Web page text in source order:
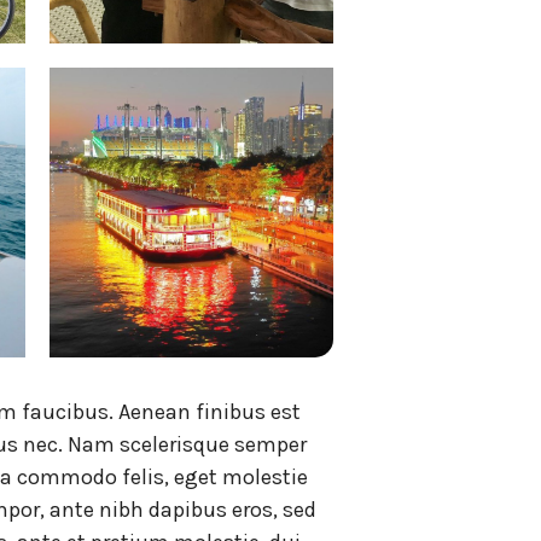
faucibus. Aenean finibus est
nec. Nam scelerisque semper
commodo felis, eget molestie
ante nibh dapibus eros, sed